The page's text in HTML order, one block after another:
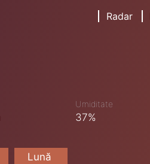
Radar
Umiditate
37%
Lună